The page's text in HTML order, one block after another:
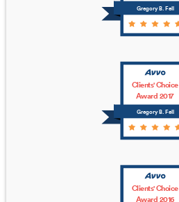
Gregory B. Fell
Gregory B. Fell
Clients' Choice
Award 2017
Clients' Choice